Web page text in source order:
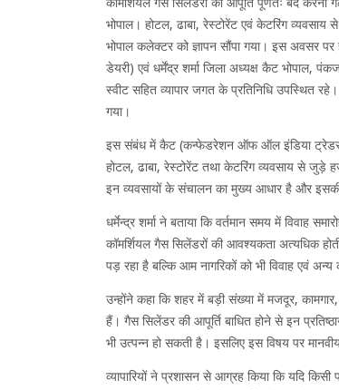
भोपाल। होटल, ढाबा, रेस्टोरेंट एवं केटरिंग
भोपाल कलेक्टर को ज्ञापन सौंपा गया। इस अवसर पर
डेयरी) एवं धर्मेंद्र शर्मा जिला अध्यक्ष कैट भोपाल,
स्वीट सहित व्यापार जगत के प्रतिनिधि उपस्थित
गया।
इस संबंध में कैट (कन्फेडरेशन ऑफ ऑल इंडिया
होटल, ढाबा, रेस्टोरेंट तथा केटरिंग व्यवसाय से जुड़े
इन व्यवसायों के संचालन का मुख्य आधार है और इसकी
धर्मेन्द्र शर्मा ने बताया कि वर्तमान समय में विवाह
कॉमर्शियल गैस सिलेंडरों की आवश्यकता अत्यधिक
पड़ रहा है बल्कि आम नागरिकों को भी विवाह एवं
उन्होंने कहा कि शहर में बड़ी संख्या में मजदूर,
हैं। गैस सिलेंडर की आपूर्ति बाधित होने से इन
भी उत्पन्न हो सकती है। इसलिए इस विषय पर
व्यापारियों ने प्रशासन से आग्रह किया कि यदि